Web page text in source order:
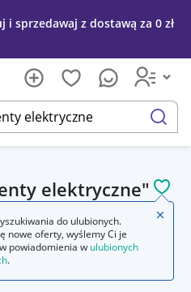
i sprzedawaj z dostawą za 0 zł
szukaj
elektryczne
elektryczne
do ulubionych.
nowe oferty, wyślemy Ci je
powiadomienia w ulubionych
.